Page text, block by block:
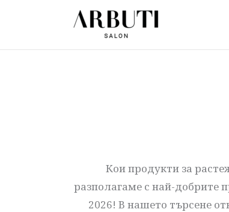
Кои продукти за
разполагаме с най-добрите
2026! В нашето търсене